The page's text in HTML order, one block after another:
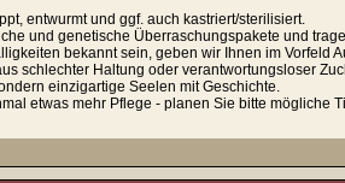
entwurmt und ggf. auch kastriert/sterilisiert.
und genetische Überraschungspakete und
bekannt sein, geben wir Ihnen im Vorfeld
schlechter Haltung oder verantwortungsloser
einzigartige Seelen mit Geschichte.
etwas mehr Pflege - planen Sie bitte mögliche